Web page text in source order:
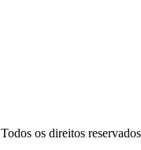
os direitos